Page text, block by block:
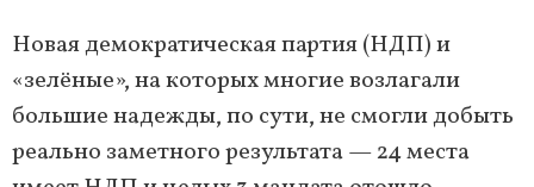
Новая демократическая партия (НДП) и
«зелёные», на которых многие возлагали
большие надежды, по сути, не смогли добыть
реально заметного результата — 24 места